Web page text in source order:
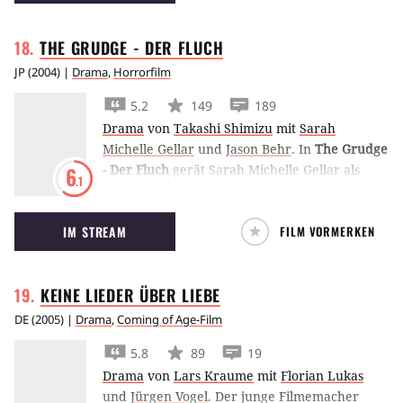
THE GRUDGE - DER FLUCH
JP(2004) | Drama, Horrorfilm
6.1
5.2 149
189
Drama von Takashi Shimizu mit Sarah
Michelle Gellar und Jason Behr. In The Grudge
- Der Fluch gerät Sarah Michelle Gellar als
tödlichen Fluch in Kontakt, der aus einer
schrecklichen Familientragödie entstanden ist.
IM STREAM FILM VORMERKEN
KEINE LIEDER ÜBER LIEBE
DE(2005) | Drama,Coming of Age-Film
5.8 89
19
Drama von Lars Kraume mit Florian Lukas
und Jürgen Vogel. Der junge Filmemacher